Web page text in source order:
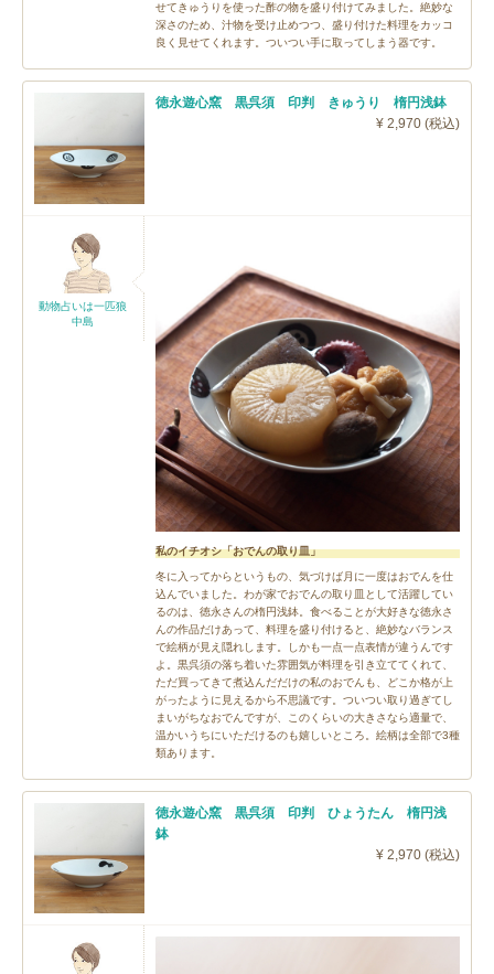
せてきゅうりを使った酢の物を盛り付けてみました。絶妙な
深さのため、汁物を受け止めつつ、盛り付けた料理をカッコ
良く見せてくれます。ついつい手に取ってしまう器です。
徳永遊心窯 黒呉須 印判 きゅうり 楕円浅鉢
¥ 2,970 (税込)
動物占いは一匹狼
中島
私のイチオシ「おでんの取り皿」
冬に入ってからというもの、気づけば月に一度はおでんを仕
込んでいました。わが家でおでんの取り皿として活躍してい
るのは、徳永さんの楕円浅鉢。食べることが大好きな徳永さ
んの作品だけあって、料理を盛り付けると、絶妙なバランス
で絵柄が見え隠れします。しかも一点一点表情が違うんです
よ。黒呉須の落ち着いた雰囲気が料理を引き立ててくれて、
ただ買ってきて煮込んだだけの私のおでんも、どこか格が上
がったように見えるから不思議です。ついつい取り過ぎてし
まいがちなおでんですが、このくらいの大きさなら適量で、
温かいうちにいただけるのも嬉しいところ。絵柄は全部で3種
類あります。
徳永遊心窯 黒呉須 印判 ひょうたん 楕円浅
鉢
¥ 2,970 (税込)